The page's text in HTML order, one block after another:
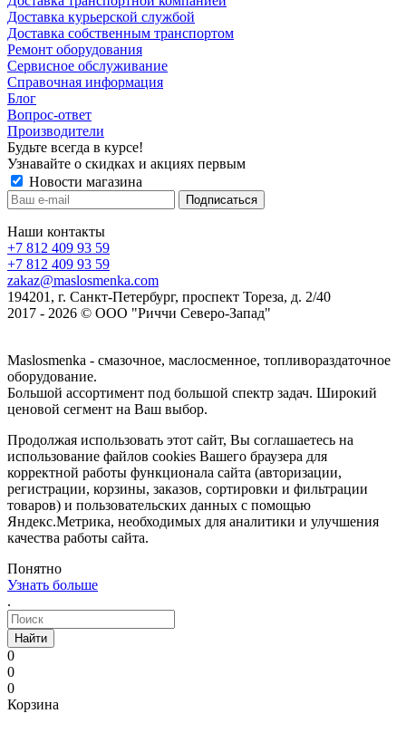
Доставка курьерской службой
Доставка собственным транспортом
Ремонт оборудования
Сервисное обслуживание
Справочная информация
Блог
Вопрос-ответ
Производители
Будьте всегда в курсе!
Узнавайте о скидках и акциях первым
Новости магазина
Наши контакты
+7 812 409 93 59
+7 812 409 93 59
zakaz@maslosmenka.com
194201, г. Санкт-Петербург, проспект Тореза, д. 2/40
2017 - 2026 © ООО "Риччи Северо-Запад"
Maslosmenka - смазочное, маслосменное, топливораздаточное
оборудование.
Большой ассортимент под большой спектр задач. Широкий
ценовой сегмент на Ваш выбор.
Продолжая использовать этот сайт, Вы соглашаетесь на
использование файлов cookies Вашего браузера для
корректной работы функционала сайта (авторизации,
регистрации, корзины, заказов, сортировки и фильтрации
товаров) и пользовательских данных с помощью
Яндекс.Метрика, необходимых для аналитики и улучшения
качества работы сайта.
Понятно
Узнать больше
.
Найти
0
0
0
Корзина